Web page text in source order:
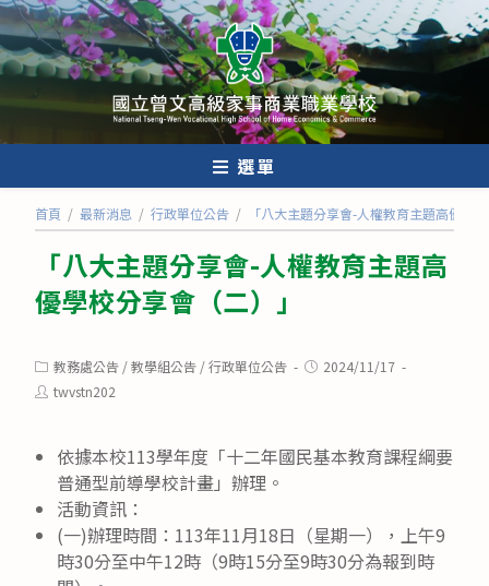
跳
轉
至
內
選單
首頁 / 最新消息 / 行政單位公告 / 「八大主題分享會-人權教育主題高優學
「八大主題分享會-人權教育主題高
優學校分享會（二）」
Post
category:
教務處公告 /教學組公告 /行政單位公告
Post2024/11/17
Posttwvstn202
依據本校113學年度「十二年國民基本教育課程綱要
普通型前導學校計畫」辦理。
活動資訊：
(一)辦理時間：113年11月18日（星期一），上午9
時30分至中午12時（9時15分至9時30分為報到時